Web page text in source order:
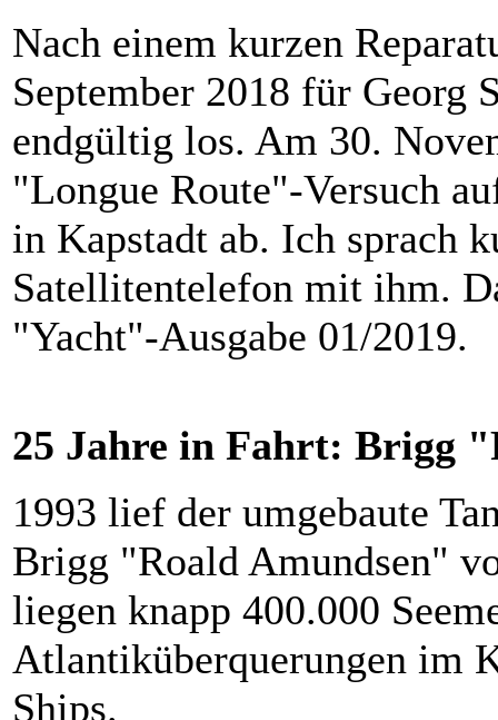
Nach einem kurzen
September 2018 für Georg
endgültig los. Am 30.
"Longue Route"-Versuch
in Kapstadt ab. Ich sprach
Satellitentelefon mit ihm.
"Yacht"-Ausgabe 01/2019.
25 Jahre in Fahrt: Brigg
1993 lief der umgebaute
Brigg "Roald Amundsen"
liegen knapp 400.000
Atlantiküberquerungen im
Ships.